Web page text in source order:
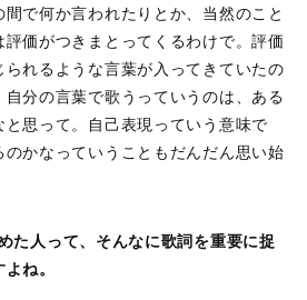
で何か言われたりとか、当然のこと
価がつきまとってくるわけで。評価
られるような言葉が入ってきていたの
分の言葉で歌うっていうのは、ある
思って。自己表現っていう意味で
かなっていうこともだんだん思い始
た人って、そんなに歌詞を重要に捉
ね。